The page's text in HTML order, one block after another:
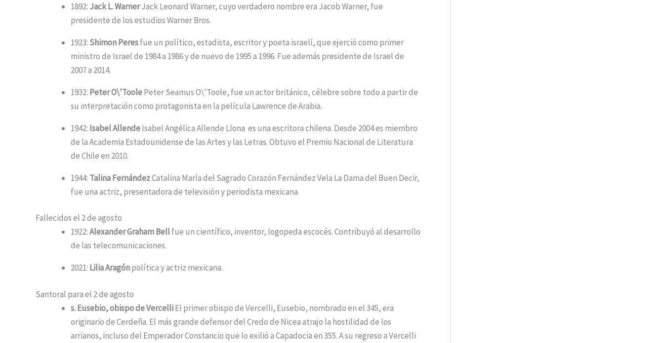
1892: Jack L. WarnerJack Leonard Warner, cuyo verdadero nombre era Jacob Warner, fue
presidente de los estudios Warner Bros.
1923: Shimon Peresfue un político, estadista, escritor y poeta israelí, que ejerció como primer
ministro de Israel de 1984 a 1986 y de nuevo de 1995 a 1996.​ Fue además presidente de Israel de
2007 a 2014.​
1932: Peter O\'ToolePeter Seamus O\'Toole, fue un actor británico, célebre sobre todo a partir de
su interpretación como protagonista en la película Lawrence de Arabia.
1942: Isabel AllendeIsabel Angélica Allende Llona ​ es una escritora chilena. Desde 2004 es miembro
de la Academia Estadounidense de las Artes y las Letras.​ Obtuvo el Premio Nacional de Literatura
de Chile en 2010.
1944: Talina FernándezCatalina María del Sagrado Corazón Fernández Vela La Dama del Buen Decir,
fue una actriz, presentadora de televisión y periodista mexicana
Fallecidos el 2 de agosto
1922:Alexander Graham Bellfue un científico, inventor, logopeda escocés. Contribuyó al desarrollo
de las telecomunicaciones.
2021: Lilia Aragónpolítica y actriz mexicana.
Santoral para el 2 de agosto
s. Eusebio, obispo de VercelliEl primer obispo de Vercelli, Eusebio, nombrado en el 345, era
originario de Cerdeña. El más grande defensor del Credo de Nicea atrajo la hostilidad de los
arrianos, incluso del Emperador Constancio que lo exilió a Capadocia en 355. A su regreso a Vercelli